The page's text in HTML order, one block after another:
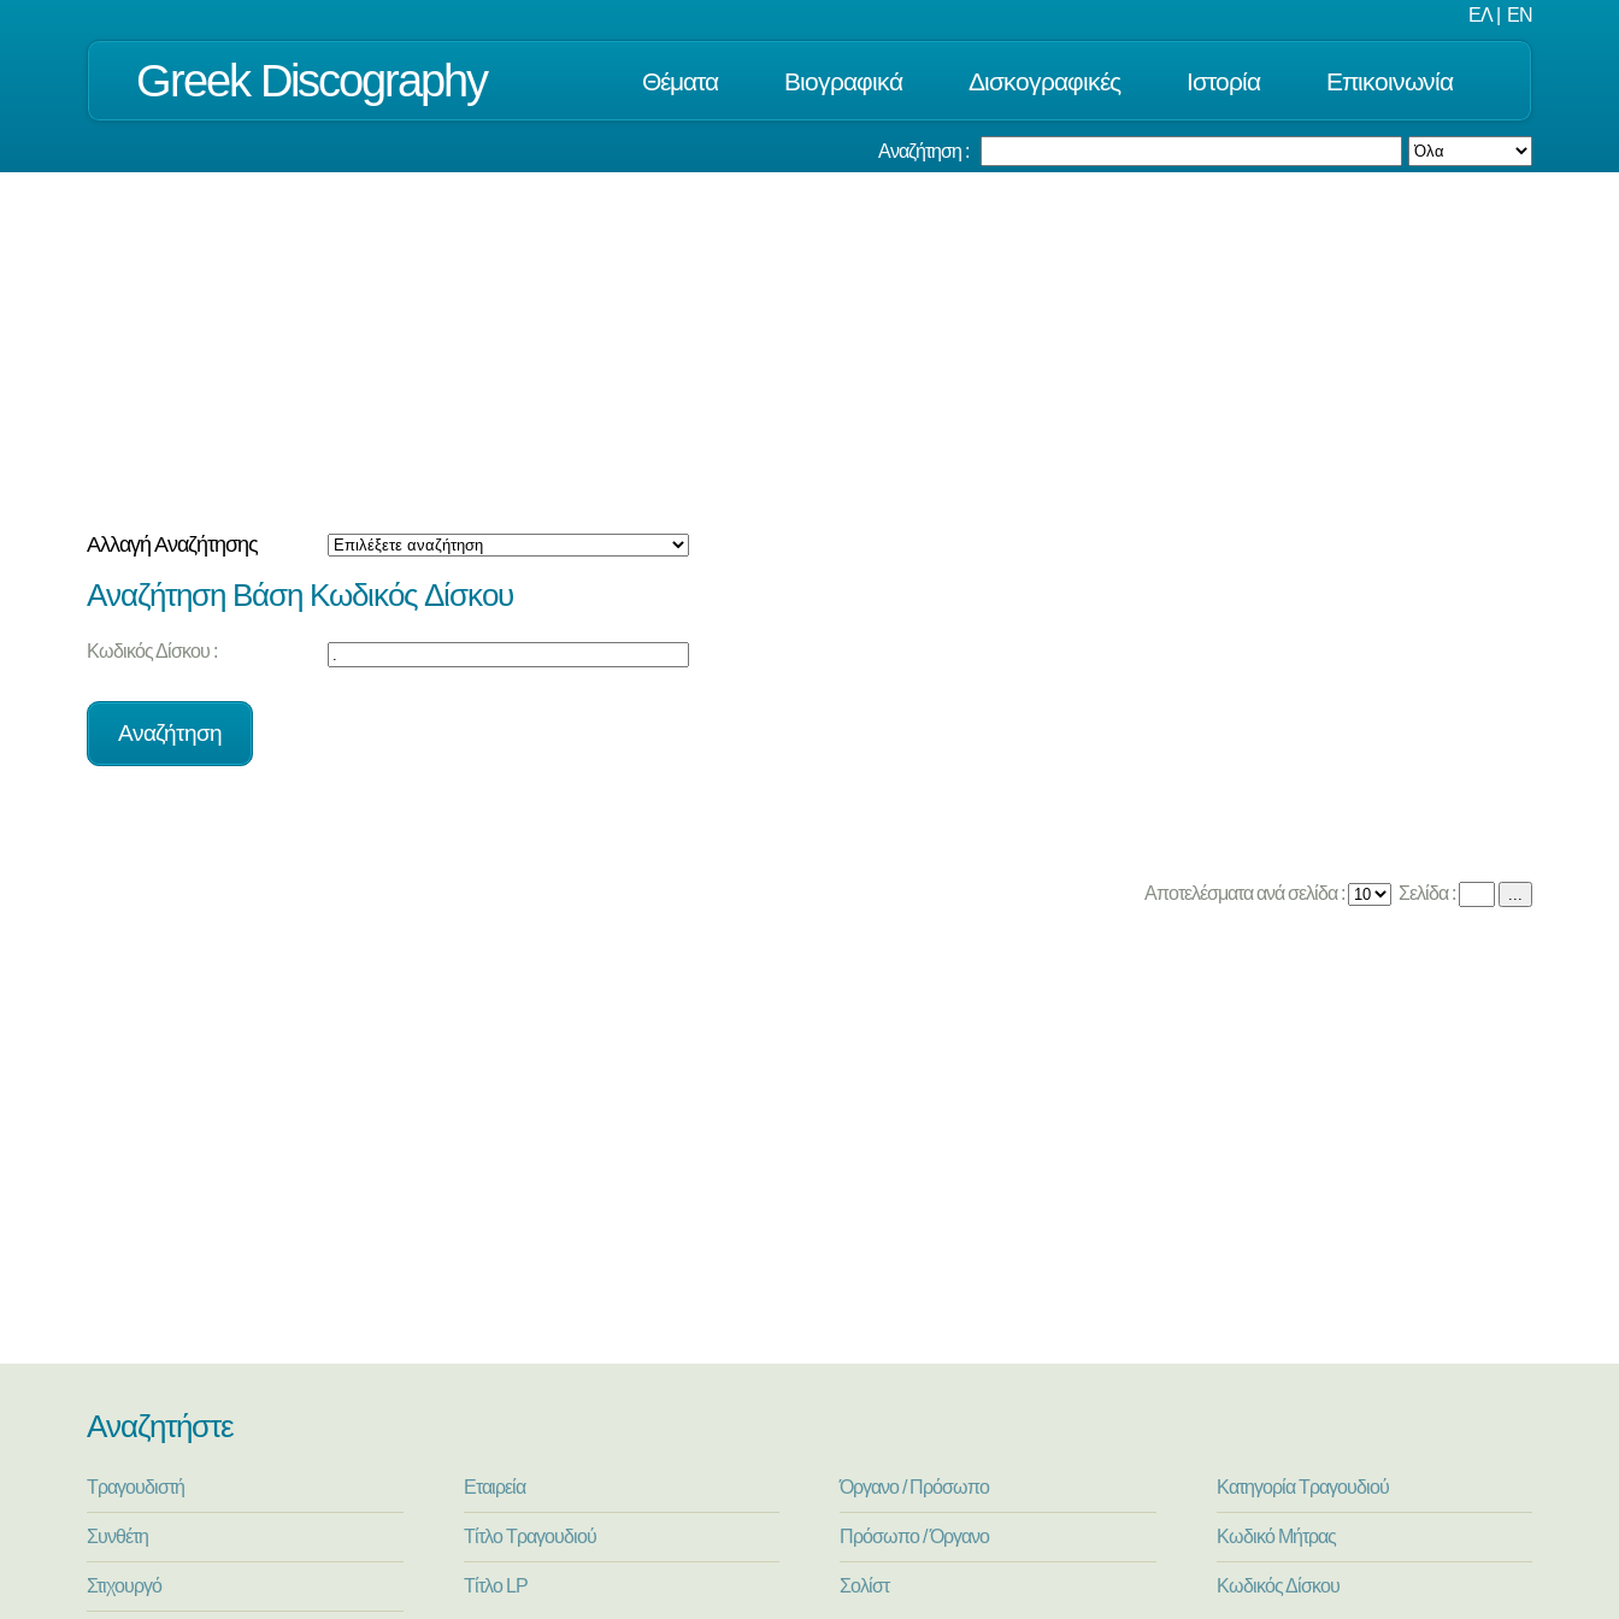
ΕΛ EN
Greek Discography Θέματα Βιογραφικά Δισκογραφικές Ιστορία Επικοινωνία
Αναζήτηση :
Αλλαγή Αναζήτησης
Αναζήτηση Βάση Κωδικός Δίσκου
Κωδικός Δίσκου :
Αποτελέσματα ανά σελίδα : Σελίδα : ...
Αναζητήστε
Τραγουδιστή
Συνθέτη
Στιχουργό
Εταιρεία
Τίτλο Τραγουδιού
Τίτλο LP
Όργανο / Πρόσωπο
Πρόσωπο / Όργανο
Σολίστ
Κατηγορία Τραγουδιού
Κωδικό Μήτρας
Κωδικός Δίσκου